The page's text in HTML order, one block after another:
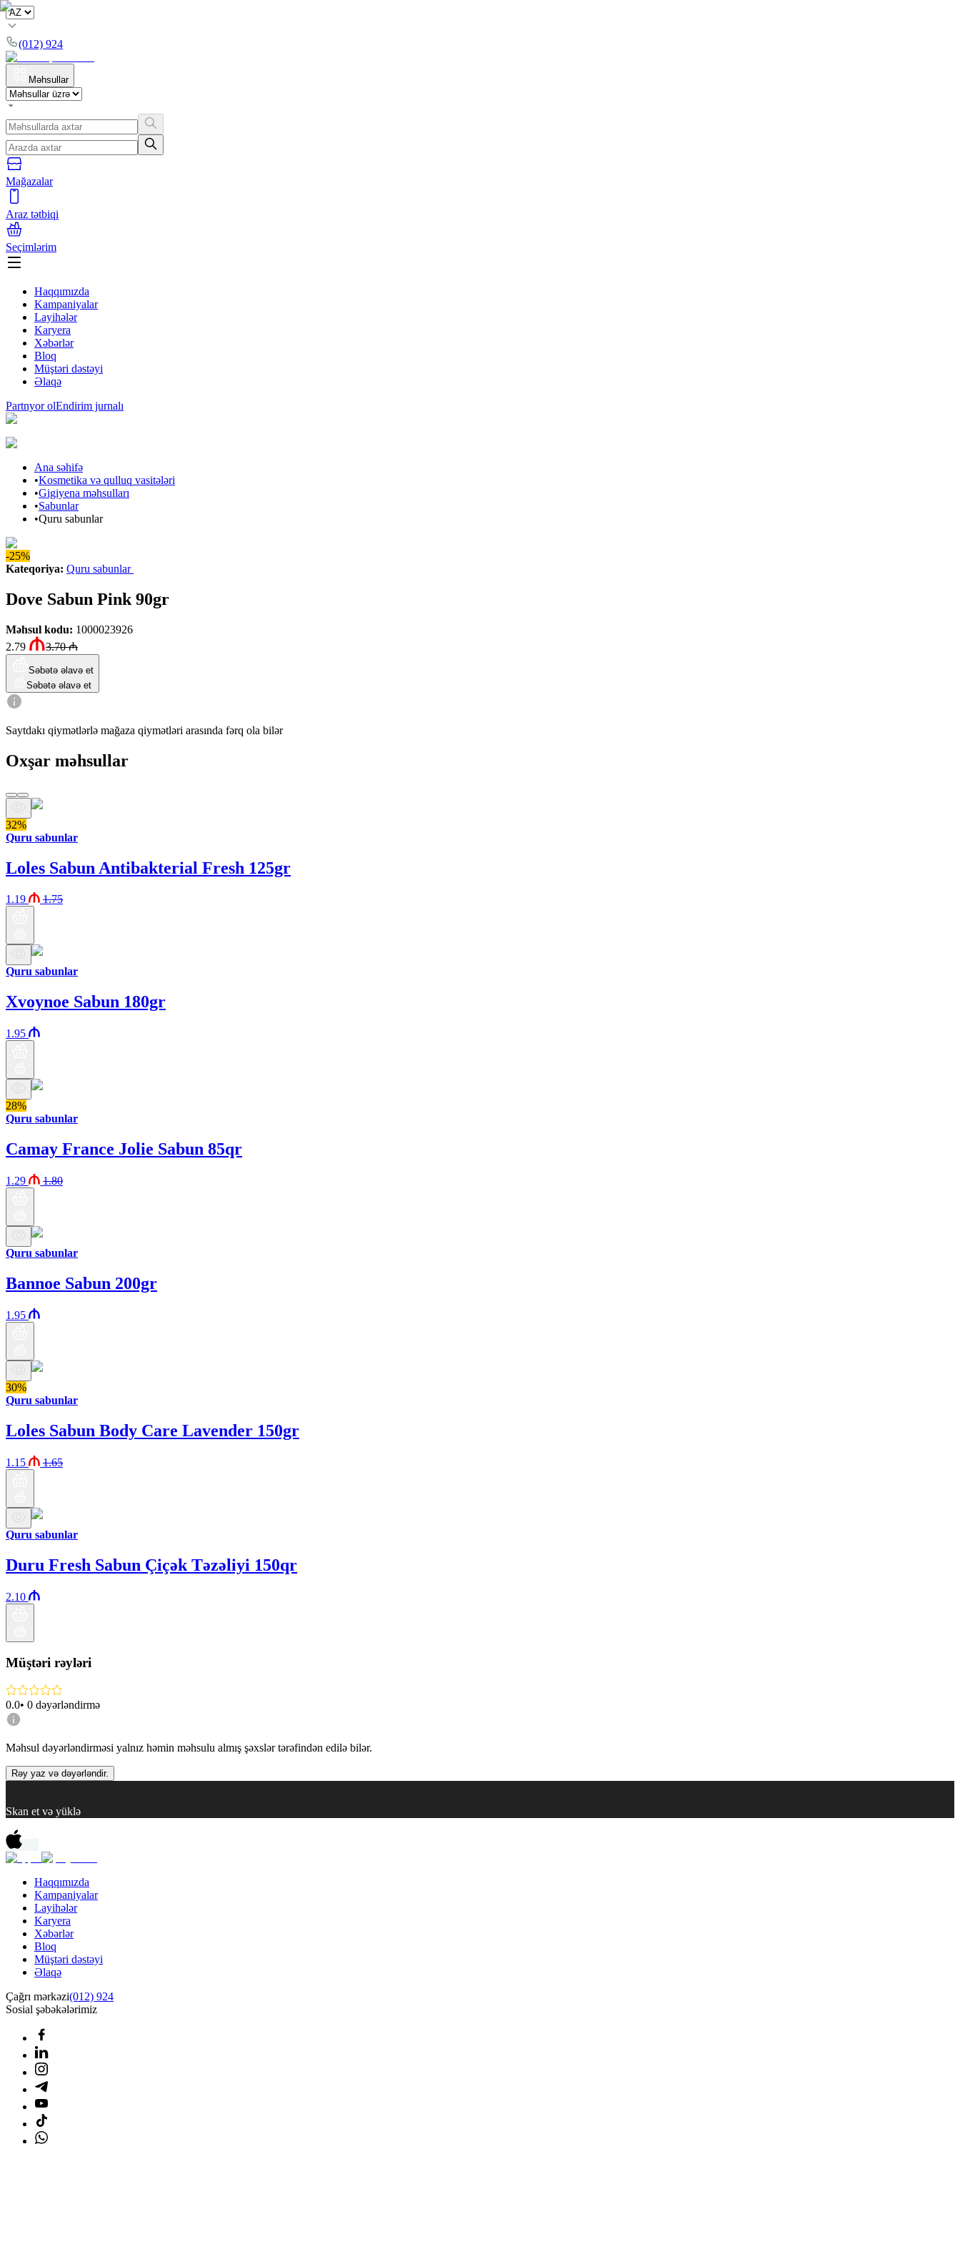
(012) 924
Məhsullar
Mağazalar
Araz tətbiqi
Seçimlərim
Haqqımızda
Kampaniyalar
Layihələr
Karyera
Xəbərlər
Bloq
Müştəri dəstəyi
Əlaqə
Partnyor olEndirim jurnalı
Ana səhifə
•Kosmetika və qulluq vasitələri
•Gigiyena məhsulları
•Sabunlar
•Quru sabunlar
-25%
Kateqoriya: Quru sabunlar
Dove Sabun Pink 90gr
Məhsul kodu: 1000023926
2.79
3.70₼
Səbətə əlavə et
Səbətə əlavə et
Saytdakı qiymətlərlə mağaza qiymətləri arasında fərq ola bilər
Oxşar məhsullar
32%
Quru sabunlar
Loles Sabun Antibakterial Fresh 125gr
1.19 1.75
Quru sabunlar
Xvoynoe Sabun 180gr
1.95
28%
Quru sabunlar
Camay France Jolie Sabun 85qr
1.29 1.80
Quru sabunlar
Bannoe Sabun 200gr
1.95
30%
Quru sabunlar
Loles Sabun Body Care Lavender 150gr
1.15 1.65
Quru sabunlar
Duru Fresh Sabun Çiçək Təzəliyi 150qr
2.10
Müştəri rəyləri
0.0• 0 dəyərləndirmə
Məhsul dəyərləndirməsi yalnız həmin məhsulu almış şəxslər tərəfindən edilə bilər.
Rəy yaz və dəyərləndir.
Skan et və yüklə
Haqqımızda
Kampaniyalar
Layihələr
Karyera
Xəbərlər
Bloq
Müştəri dəstəyi
Əlaqə
Çağrı mərkəzi(012) 924
Sosial şəbəkələrimiz